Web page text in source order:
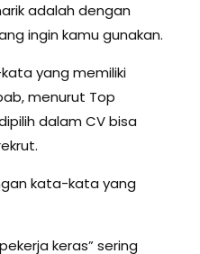
adalah dengan
ingin kamu gunakan.
yang memiliki
menurut Top
dalam CV bisa
kata-kata yang
keras” sering